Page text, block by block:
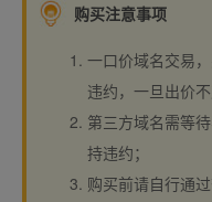
购买注意事项
一口价域名交易
违约，一旦出价
第三方域名需等
持违约；
购买前请自行通